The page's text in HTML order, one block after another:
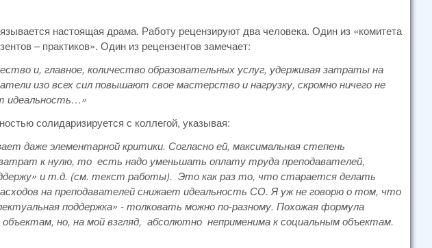
настоящая драма. Работу рецензируют два человека. Один из «комитета
– практиков». Один из рецензентов замечает:
и, главное, количество образовательных услуг, удерживая затраты на
изо всех сил повышают свое мастерство и нагрузку, скромно ничего не
идеальность…»
солидаризируется с коллегой, указывая:
даже элементарной критики. Согласно ей, максимальная степень
к нулю, то есть надо уменьшать оплату труда преподавателей,
и т.д. (см. текст работы). Это как раз то, что старается делать
на преподавателей снижает идеальность СО. Я уж не говорю о том, что
поддержка» - толковать можно по-разному. Похожая формула
но, на мой взгляд, абсолютно неприменима к социальным объектам.